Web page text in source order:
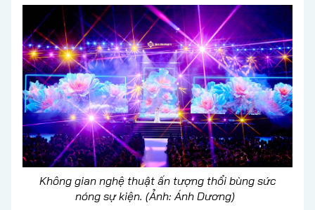
Không gian nghệ thuật ấn tượng thổi bùng sức
nóng sự kiện. (Ảnh: Ánh Dương)